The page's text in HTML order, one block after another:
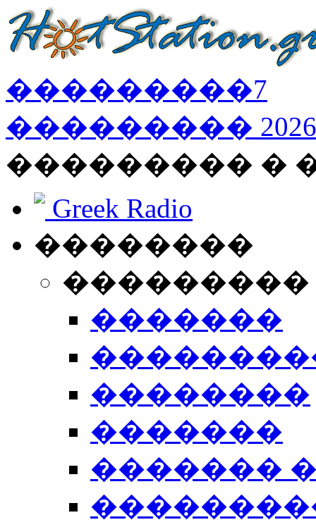
���������7
��������� 2026
��������� �
Greek Radio
��������
�������
��������
�������
�������